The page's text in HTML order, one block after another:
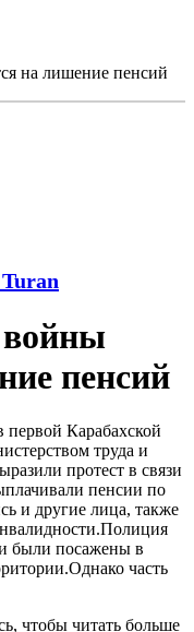
на лишение пенсий
войны
пенсий
первой Карабахской
труда и
протест в связи
пенсии по
и другие лица, также
были посажены в
часть
чтобы читать больше